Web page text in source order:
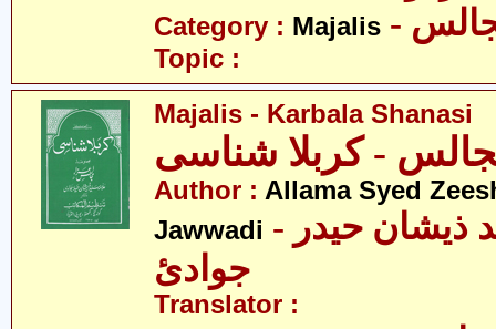
Category : Majalis
Topic :
Majalis - Karbala Shanasi
Author : Allama Syed
Jawwadi - علامہ سیّد ذیشان حیدر
جوادئ
Translator :